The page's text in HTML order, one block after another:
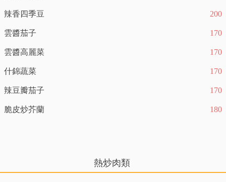
辣香四季豆 200
雲醬茄子 170
雲醬高麗菜 170
什錦蔬菜 170
辣豆瓣茄子 170
脆皮炒芥蘭 180
熱炒肉類